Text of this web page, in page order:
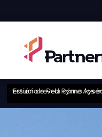
versión de Red Pyme
Estudio revela cómo los